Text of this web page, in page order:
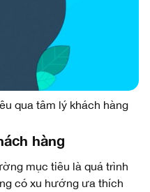
qua tâm lý khách hàng
hàng
mục tiêu là quá trình
có xu hướng ưa thích